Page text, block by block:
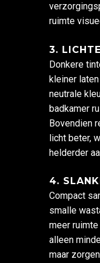
ruimte
3.
Donkere
kleiner
neutrale
badkamer
Bovendien
licht beter,
helderder
4.
Compact
smalle
meer
alleen
maar